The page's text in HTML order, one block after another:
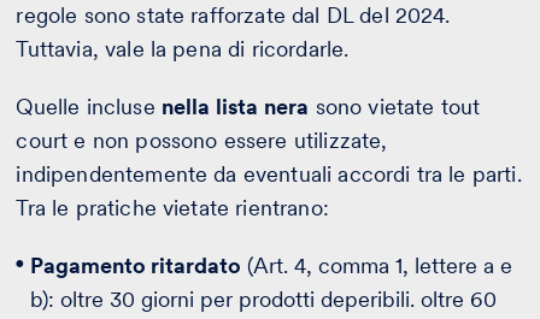
regole sono state rafforzate dal DL del 2024.
Tuttavia, vale la pena di ricordarle.
Quelle incluse nella lista nera sono vietate tout
court e non possono essere utilizzate,
indipendentemente da eventuali accordi tra le parti.
Tra le pratiche vietate rientrano:
Pagamento ritardato (Art. 4, comma 1, lettere a e
b): oltre 30 giorni per prodotti deperibili. oltre 60